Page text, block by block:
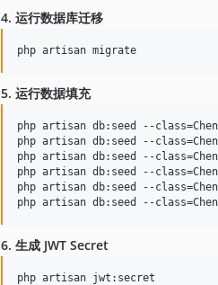
4. 运行数据库迁移
php artisan migrate
5. 运行数据填充
php artisan db:seed --
php artisan db:seed --
php artisan db:seed --
php artisan db:seed --
php artisan db:seed --
php artisan db:seed --
6. 生成 JWT Secret
php artisan jwt:secret